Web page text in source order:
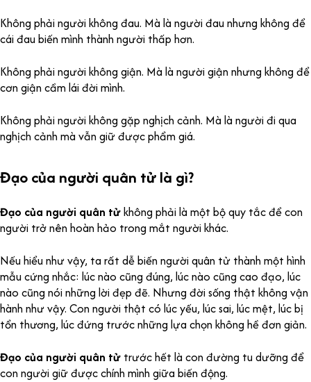
Không phải người không đau. Mà là người đau nhưng không để
cái đau biến mình thành người thấp hơn.
Không phải người không giận. Mà là người giận nhưng không để
cơn giận cầm lái đời mình.
Không phải người không gặp nghịch cảnh. Mà là người đi qua
nghịch cảnh mà vẫn giữ được phẩm giá.
Đạo của người quân tử là gì?
Đạo của người quân tửkhông phải là một bộ quy tắc để con
người trở nên hoàn hảo trong mắt người khác.
Nếu hiểu như vậy, ta rất dễ biến người quân tử thành một hình
mẫu cứng nhắc: lúc nào cũng đúng, lúc nào cũng cao đạo, lúc
nào cũng nói những lời đẹp đẽ. Nhưng đời sống thật không vận
hành như vậy. Con người thật có lúc yếu, lúc sai, lúc mệt, lúc bị
tổn thương, lúc đứng trước những lựa chọn không hề đơn giản.
Đạo của người quân tử trước hết là con đường tu dưỡng để
con người giữ được chính mình giữa biến động.